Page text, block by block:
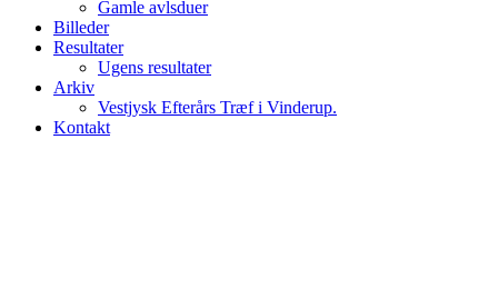
Gamle avlsduer
Billeder
Resultater
Ugens resultater
Arkiv
Vestjysk Efterårs Træf i Vinderup.
Kontakt